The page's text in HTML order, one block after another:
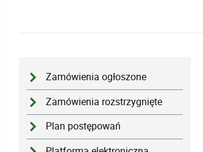
Zamówienia ogłoszone
Zamówienia rozstrzygnięte
Plan postępowań